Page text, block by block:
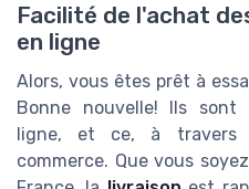
Facilité de l'achat
en ligne
Alors, vous êtes prêt à
Bonne nouvelle! Ils sont
ligne, et ce, à travers
commerce. Que vous